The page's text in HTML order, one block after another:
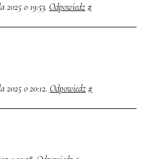
2025 o 19:53. Odpowiedz #
o 20:12. Odpowiedz #